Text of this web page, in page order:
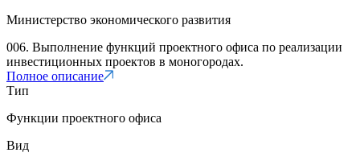
Министерство экономического развития
006. Выполнение функций проектного офиса по реализации
инвестиционных проектов в моногородах.
Полное описание
Тип
Функции проектного офиса
Вид